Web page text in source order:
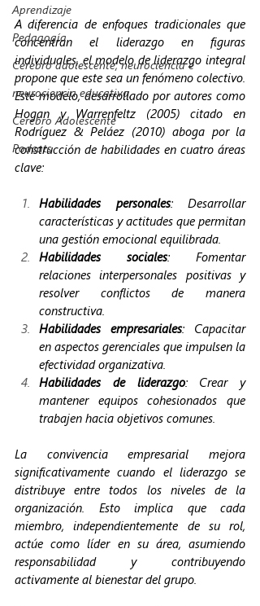
Aprendizaje
Pedagogía
Cerebro adolescente, neurociencia e
neurociencia educativa,
Cerebro Adolescente
Podcats
A diferencia de enfoques tradicionales que
concentran el liderazgo en figuras
individuales, el modelo de liderazgo integral
propone que este sea un fenómeno colectivo.
Este modelo, desarrollado por autores como
Hogan y Warrenfeltz (2005) citado en
Rodríguez & Peláez (2010) aboga por la
construcción de habilidades en cuatro áreas
clave:
Habilidades personales: Desarrollar
características y actitudes que permitan
una gestión emocional equilibrada.
Habilidades sociales: Fomentar
relaciones interpersonales positivas y
resolver conflictos de manera
constructiva.
Habilidades empresariales: Capacitar
en aspectos gerenciales que impulsen la
efectividad organizativa.
Habilidades de liderazgo: Crear y
mantener equipos cohesionados que
trabajen hacia objetivos comunes.
La convivencia empresarial mejora
significativamente cuando el liderazgo se
distribuye entre todos los niveles de la
organización. Esto implica que cada
miembro, independientemente de su rol,
actúe como líder en su área, asumiendo
responsabilidad y contribuyendo
activamente al bienestar del grupo.